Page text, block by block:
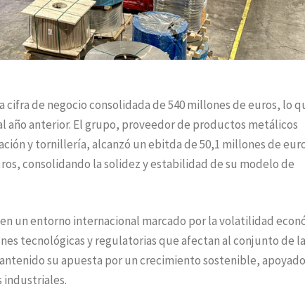
cifra de negocio consolidada de 540 millones de euros, lo
año anterior. El grupo, proveedor de productos metálicos
y tornillería, alcanzó un ebitda de 50,1 millones de
consolidando la solidez y estabilidad de su modelo de
un entorno internacional marcado por la volatilidad
tecnológicas y regulatorias que afectan al conjunto de la
su apuesta por un crecimiento sostenible,
industriales.